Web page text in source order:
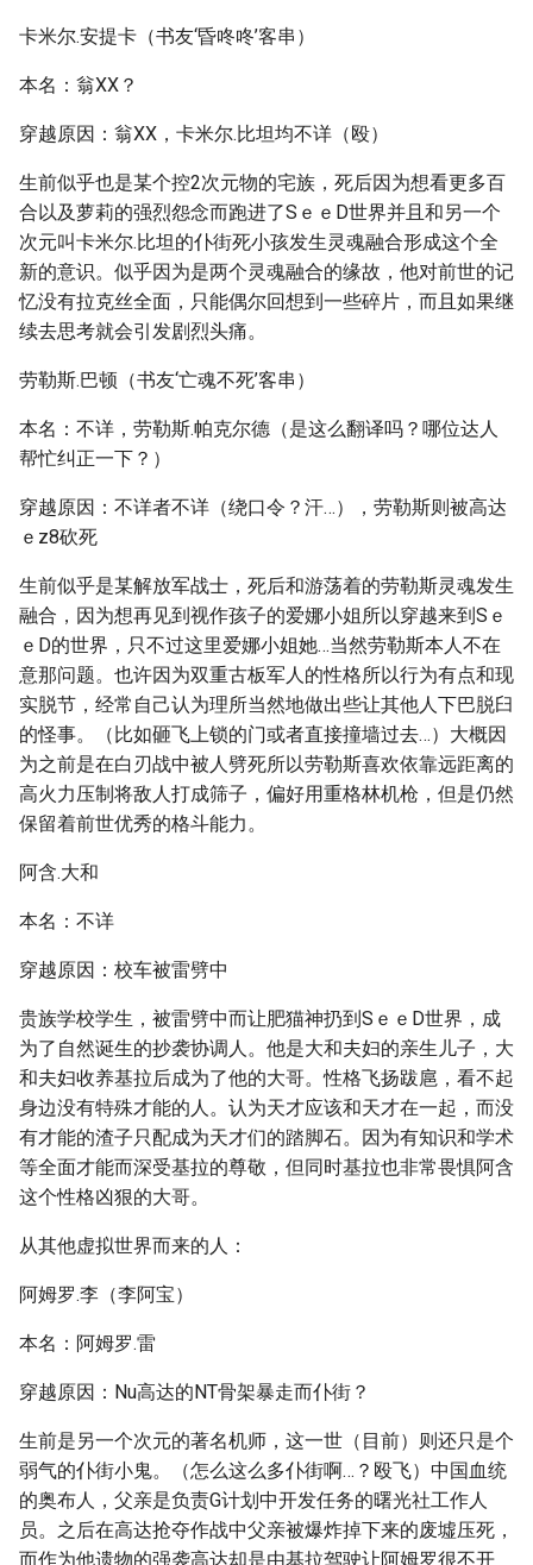
卡米尔.安提卡（书友‘昏咚咚’客串）
本名：翁XX？
穿越原因：翁XX，卡米尔.比坦均不详（殴）
生前似乎也是某个控2次元物的宅族，死后因为想看更多百
合以及萝莉的强烈怨念而跑进了SｅｅD世界并且和另一个
次元叫卡米尔.比坦的仆街死小孩发生灵魂融合形成这个全
新的意识。似乎因为是两个灵魂融合的缘故，他对前世的记
忆没有拉克丝全面，只能偶尔回想到一些碎片，而且如果继
续去思考就会引发剧烈头痛。
劳勒斯.巴顿（书友‘亡魂不死’客串）
本名：不详，劳勒斯.帕克尔德（是这么翻译吗？哪位达人
帮忙纠正一下？）
穿越原因：不详者不详（绕口令？汗…），劳勒斯则被高达
ｅz8砍死
生前似乎是某解放军战士，死后和游荡着的劳勒斯灵魂发生
融合，因为想再见到视作孩子的爱娜小姐所以穿越来到Sｅ
ｅD的世界，只不过这里爱娜小姐她…当然劳勒斯本人不在
意那问题。也许因为双重古板军人的性格所以行为有点和现
实脱节，经常自己认为理所当然地做出些让其他人下巴脱臼
的怪事。（比如砸飞上锁的门或者直接撞墙过去…）大概因
为之前是在白刃战中被人劈死所以劳勒斯喜欢依靠远距离的
高火力压制将敌人打成筛子，偏好用重格林机枪，但是仍然
保留着前世优秀的格斗能力。
阿含.大和
本名：不详
穿越原因：校车被雷劈中
贵族学校学生，被雷劈中而让肥猫神扔到SｅｅD世界，成
为了自然诞生的抄袭协调人。他是大和夫妇的亲生儿子，大
和夫妇收养基拉后成为了他的大哥。性格飞扬跋扈，看不起
身边没有特殊才能的人。认为天才应该和天才在一起，而没
有才能的渣子只配成为天才们的踏脚石。因为有知识和学术
等全面才能而深受基拉的尊敬，但同时基拉也非常畏惧阿含
这个性格凶狠的大哥。
从其他虚拟世界而来的人：
阿姆罗.李（李阿宝）
本名：阿姆罗.雷
穿越原因：Nu高达的NT骨架暴走而仆街？
生前是另一个次元的著名机师，这一世（目前）则还只是个
弱气的仆街小鬼。（怎么这么多仆街啊…？殴飞）中国血统
的奥布人，父亲是负责G计划中开发任务的曙光社工作人
员。之后在高达抢夺作战中父亲被爆炸掉下来的废墟压死，
而作为他遗物的强袭高达却是由基拉驾驶让阿姆罗很不开